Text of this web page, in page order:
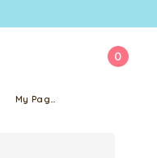
0
My Page